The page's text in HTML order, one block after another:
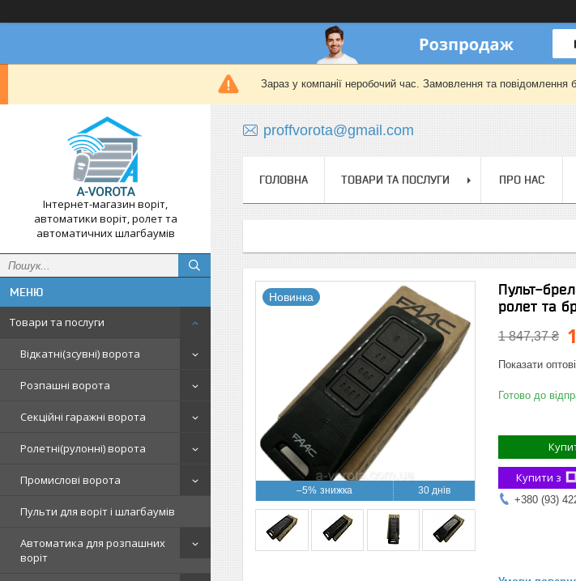
Зараз у компанії неробочий час. Замовлення та повідомлення
Інтернет-магазин воріт,
автоматики воріт, ролет та
автоматичних шлагбаумів
Товари та послуги
Відкатні(зсувні) ворота
Розпашні ворота
Секційні гаражні ворота
Ролетні(рулонні) ворота
Промислові ворота
Пульти для воріт і шлагбаумів
Автоматика для розпашних
воріт
proffvorota@gmail.com
ГОЛОВНА ТОВАРИ ТА ПОСЛУГИ ПРО НАС
–5% 30 днів
Новинка
Пульт-
ролет та
1 847,37 ₴
Показати
Готово до
Купити з
+380 (93)